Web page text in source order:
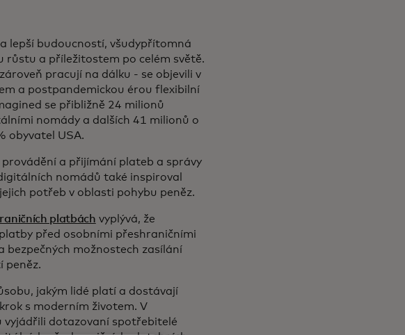
lepší budoucností, všudypřítomná
růstu a příležitostem po celém světě.
pracují na dálku - se objevili v
a postpandemickou érou flexibilní
se přibližně 24 milionů
nomády a dalších 41 milionů o
obyvatel USA.
a přijímání plateb a správy
nomádů také inspiroval
potřeb v oblasti pohybu peněz.
platbách vyplývá, že
před osobními přeshraničními
bezpečných možnostech zasílání
peněz.
jakým lidé platí a dostávají
s moderním životem. V
vyjádřili dotazovaní spotřebitelé